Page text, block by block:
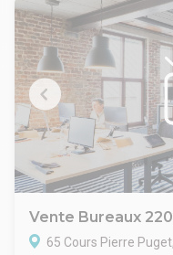
open space ainsi que de
organisation
activités tertiaires. Les
climatisation réversible
à une configuration
agréable et dynamique,
l'ensemble des
du centre-ville. Un
pour implanter ou
Offre disponible à la
Vente Bureaux
65 Cours Pierre